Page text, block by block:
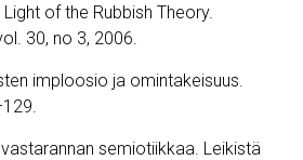
of the Rubbish Theory.
30, no 3, 2006.
imploosio ja omintakeisuus.
semiotiikkaa. Leikistä